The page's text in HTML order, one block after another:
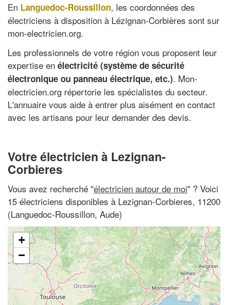
En Languedoc-Roussillon, les coordonnées des
électriciens à disposition à Lézignan-Corbières sont sur
mon-electricien.org.
Les professionnels de votre région vous proposent leur
expertise en électricité (système de sécurité
électronique ou panneau électrique, etc.). Mon-
electricien.org répertorie les spécialistes du secteur.
L'annuaire vous aide à entrer plus aisément en contact
avec les artisans pour leur demander des devis.
Votre électricien à Lezignan-
Corbieres
Vous avez recherché "électricien autour de moi" ? Voici
15 électriciens disponibles à Lezignan-Corbieres, 11200
(Languedoc-Roussillon, Aude)
+
−